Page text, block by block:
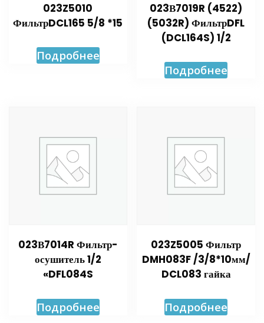
023Z5010
ФильтрDCL165 5/8 *15
Подробнее
023В7019R (4522)
(5032R) ФильтрDFL
(DCL164S) 1/2
Подробнее
023В7014R Фильтр-
осушитель 1/2
«DFL084S
Подробнее
023Z5005 Фильтр
DMH083F /3/8*10мм/
DCL083 гайка
Подробнее